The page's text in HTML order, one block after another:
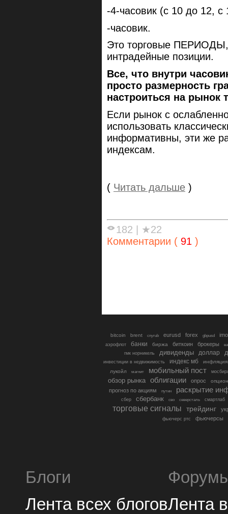
-4-часовик (с 10 до 12,
-часовик.
Это торговые ПЕРИОДЫ,
интрадейные позиции.
Все, что внутри
просто размерность
настроиться на рынок
Если рынок с
использовать
информативны, эти же
индексам.
( Читать дальше )
182
★22
Комментарии ( 91 )
bitcoin brent cnyrub eurusd forex gbpusd
аэрофлот банки биржа биткоин брокеры
гмк норникель
дивиденды доллар
инвестиции в недвижимость индекс мб
инфляция
лукойл
магнит мобильный пост
обзор рынка облигации опрос
прогноз по акциям путин раскрытие
сбер сбербанк сво северсталь смартлаб
торговые сигналы трейдинг
фьючерс ртс фьючерсы
Блоги
Лента всех блоговЛента